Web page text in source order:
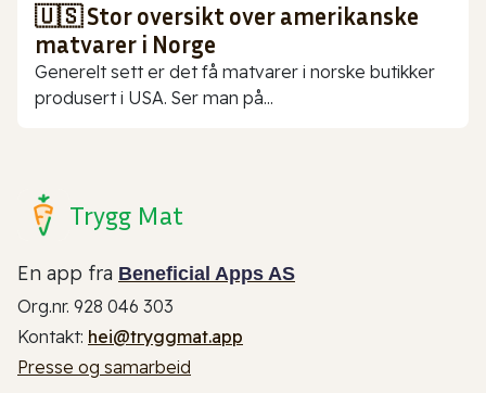
🇺🇸 Stor oversikt over amerikanske
matvarer i Norge
Generelt sett er det få matvarer i norske butikker
produsert i USA. Ser man på...
Trygg Mat
En app fra Beneficial Apps AS
Org.nr. 928 046 303
Kontakt: hei@tryggmat.app
Presse og samarbeid